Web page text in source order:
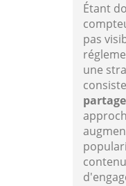
Étant
pas
une